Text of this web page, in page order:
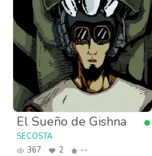
El Sueño de Gishna
SECOSTA
367
2 --